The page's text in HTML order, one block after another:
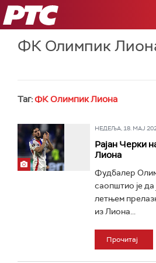
РТС
ФК Олимпик
Таг:ФК Олимпик Лиона
НЕДЕЉА, 18. МАЈ
Рајан Черки
Лиона
Фудбалер
саопштио је да
летњем
из Лиона...
Прочитај